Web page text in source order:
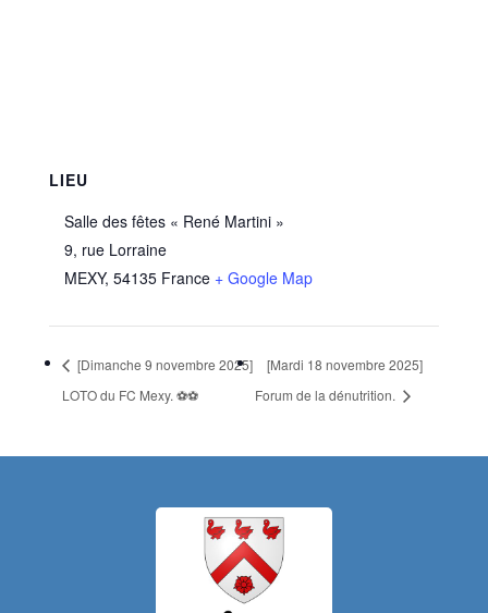
LIEU
Salle des fêtes « René Martini »
9, rue Lorraine
MEXY, 54135 France + Google Map
[Dimanche 9 novembre 2025]
LOTO du FC Mexy. ⚽⚽
[Mardi 18 novembre 2025]
Forum de la dénutrition.